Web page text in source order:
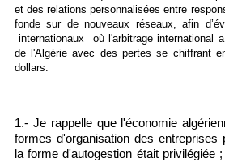
et des relations personnalisées entre
fonde sur de nouveaux réseaux, afin
internationaux où l'arbitrage international
de l'Algérie avec des pertes se chiffrant
dollars.
1.- Je rappelle que l'économie
formes d'organisation des entreprises
la forme d'autogestion était privilégiée